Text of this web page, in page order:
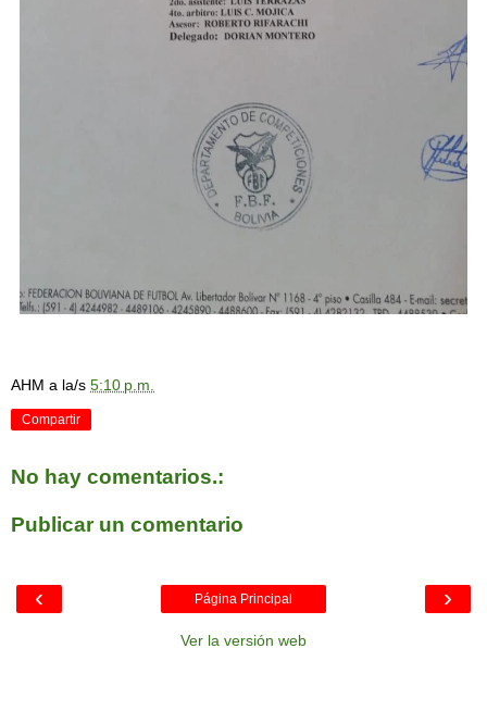
AHM a la/s 5:10 p.m.
Compartir
No hay comentarios.:
Publicar un comentario
‹ ›
Página Principal
Ver la versión web